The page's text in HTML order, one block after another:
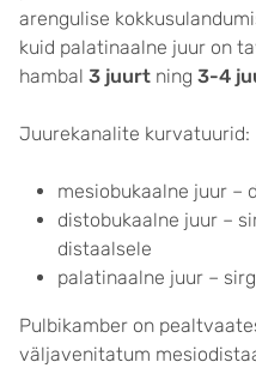
arengulise
kuid palatinaalne juur on
hambal 3 juurt ning 3-4
Juurekanalite kurvatuurid:
mesiobukaalne juur –
distobukaalne juur –
distaalsele
palatinaalne juur –
Pulbikamber on
väljavenitatum